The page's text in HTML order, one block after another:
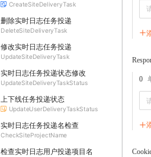
CreateSiteDeliveryTask
删除实时日志任务投递
DeleteSiteDeliveryTask
修改实时日志任务投递
UpdateSiteDeliveryTask
实时日志任务投递状态修改
UpdateSiteDeliveryTaskStatus
上下线任务投递状态
UpdateUserDeliveryTaskStatus
实时日志任务投递名检查
CheckSiteProjectName
检查实时日志用户投递项目名
0